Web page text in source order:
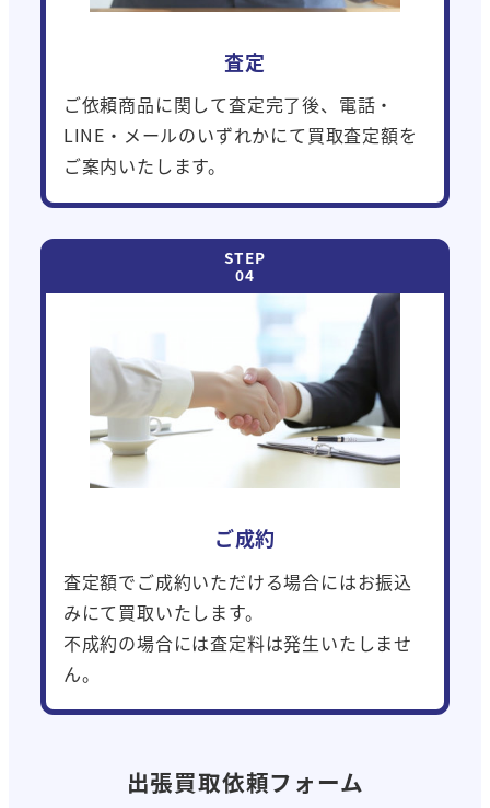
査定
ご依頼商品に関して査定完了後、電話・
LINE・メールのいずれかにて買取査定額を
ご案内いたします。
ご成約
査定額でご成約いただける場合にはお振込
みにて買取いたします。
不成約の場合には査定料は発生いたしませ
ん。
出張買取依頼フォーム